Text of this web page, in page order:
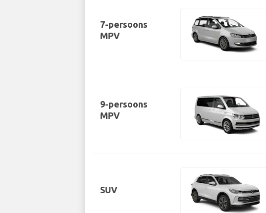
7-persoons
MPV
9-persoons
MPV
SUV